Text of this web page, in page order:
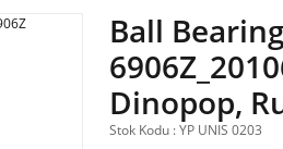
Ball Bearing
Dinopop,
Stok Kodu : YP UNIS 0203